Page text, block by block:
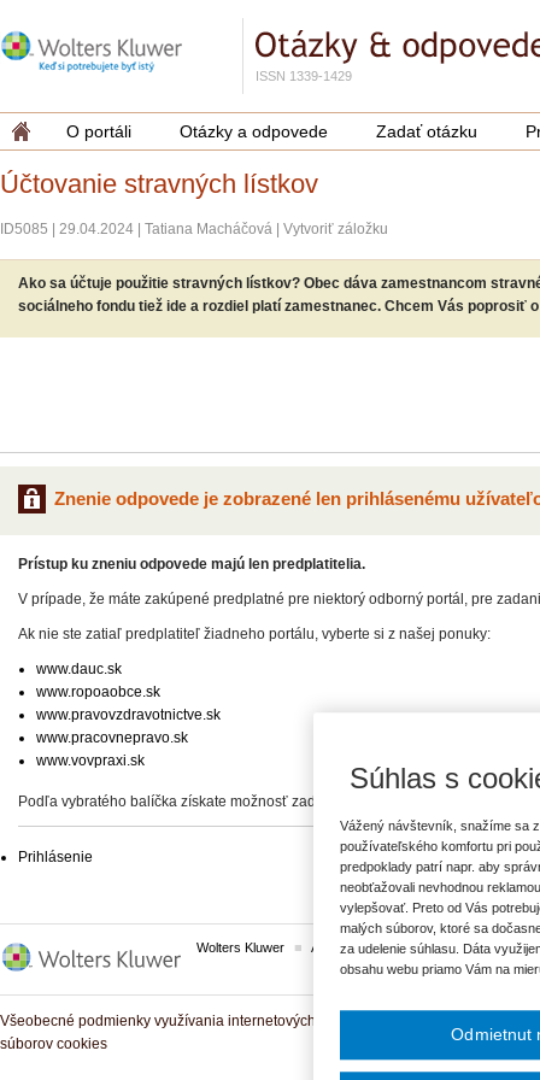
ISSN 1339-1429
O portáli Otázky a odpovede Zadať otázku
Účtovanie stravných lístkov
ID5085 29.04.2024 Tatiana Macháčová Vytvoriť záložku
Ako sa účtuje použitie stravných lístkov? Obec dáva zamestnancom
sociálneho fondu tiež ide a rozdiel platí zamestnanec. Chcem Vás poprosiť
Znenie odpovede je zobrazené len prihlásenému
Prístup ku zneniu odpovede majú len predplatitelia.
V prípade, že máte zakúpené predplatné pre niektorý odborný portál, pre
Ak nie ste zatiaľ predplatiteľ žiadneho portálu, vyberte si z našej ponuky:
www.dauc.sk
www.ropoaobce.sk
www.pravovzdravotnictve.sk
www.pracovnepravo.sk
www.vovpraxi.sk
Podľa vybratého balíčka získate možnosť zadať svoje otázky, prípadne prístup
Prihlásenie
Wolters Kluwer ASPI Komplexné právne predpisy
Všeobecné podmienky využívania internetových služieb a komunitných portálov
súborov cookies
Súhlas s
Vážený návštevník, snažíme sa
používateľského komfortu pri
predpoklady patrí napr. aby
neobťažovali nevhodnou
vylepšovať. Preto od Vás
malých súborov, ktoré sa
za udelenie súhlasu. Dáta
obsahu webu priamo Vám na
Odmietnut